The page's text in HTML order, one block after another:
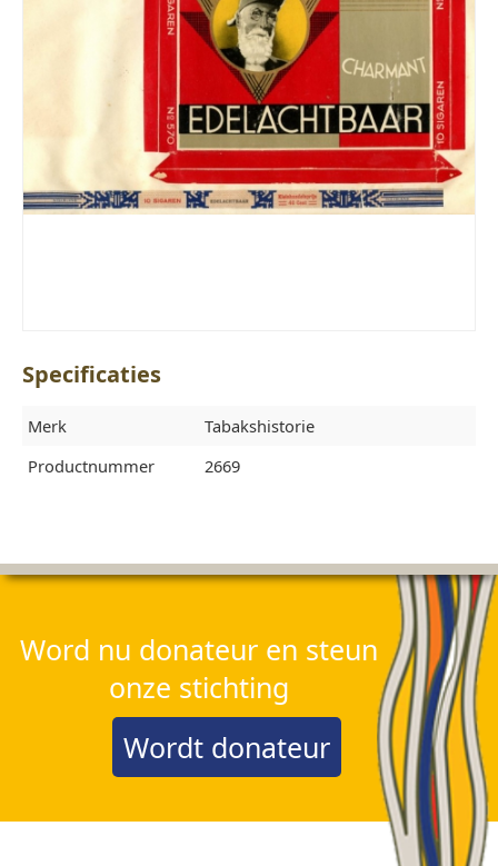
Specificaties
Merk
Tabakshistorie
Productnummer
2669
Word nu donateur en steun
onze stichting
Wordt donateur